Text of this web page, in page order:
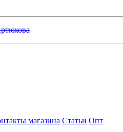
магазина Статьи Опт